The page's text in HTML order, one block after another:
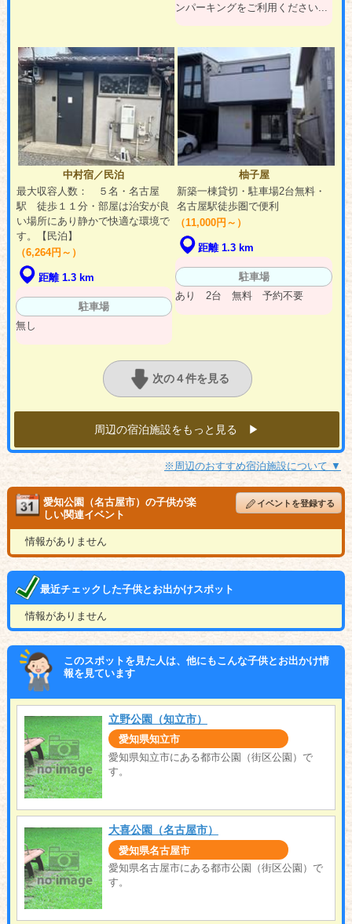
ンパーキングをご利用ください...
中村宿／民泊
最大収容人数： ５名・名古屋
駅 徒歩１１分・部屋は治安が良
い場所にあり静かで快適な環境で
す。【民泊】
（6,264円～）
距離 1.3 km
駐車場
無し
柚子屋
新築一棟貸切・駐車場2台無料・
名古屋駅徒歩圏で便利
（11,000円～）
距離 1.3 km
駐車場
あり 2台 無料 予約不要
次の４件を見る
周辺の宿泊施設をもっと見る ▶︎
※周辺のおすすめ宿泊施設について ▼
愛知公園（名古屋市）の子供が楽
しい関連イベント
イベントを登録する
情報がありません
最近チェックした子供とお出かけスポット
情報がありません
このスポットを見た人は、他にもこんな子供とお出かけ情
報を見ています
立野公園（知立市）
愛知県知立市
愛知県知立市にある都市公園（街区公園）で
す。
大喜公園（名古屋市）
愛知県名古屋市
愛知県名古屋市にある都市公園（街区公園）で
す。